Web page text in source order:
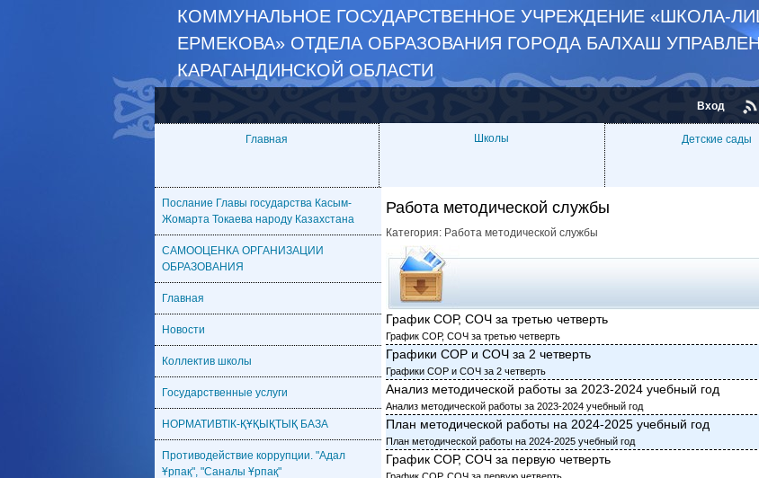
КОММУНАЛЬНОЕ ГОСУДАРСТВЕННОЕ УЧРЕЖДЕНИЕ «ШКОЛА-
ЕРМЕКОВА» ОТДЕЛА ОБРАЗОВАНИЯ ГОРОДА БАЛХАШ
КАРАГАНДИНСКОЙ ОБЛАСТИ
Вход
Главная Школы Детские сады
Послание Главы государства Касым-
Жомарта Токаева народу Казахстана
САМООЦЕНКА ОРГАНИЗАЦИИ
ОБРАЗОВАНИЯ
Главная
Новости
Коллектив школы
Государственные услуги
НОРМАТИВТІК-ҚҰҚЫҚТЫҚ БАЗА
Противодействие коррупции. "Адал
Ұрпақ", "Саналы Ұрпақ"
Работа методической службы
Категория: Работа методической службы
График СОР, СОЧ за третью четверть
График СОР, СОЧ за третью четверть
Графики СОР и СОЧ за 2 четверть
Графики СОР и СОЧ за 2 четверть
Анализ методической работы за 2023-2024 учебный год
Анализ методической работы за 2023-2024 учебный год
План методической работы на 2024-2025 учебный год
План методической работы на 2024-2025 учебный год
График СОР, СОЧ за первую четверть